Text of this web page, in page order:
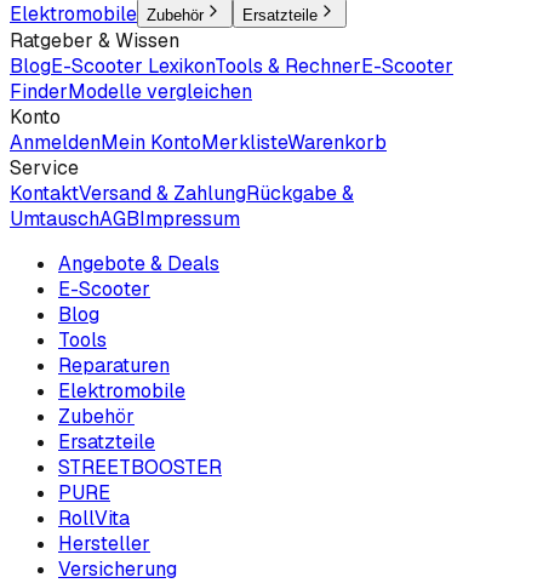
Elektromobile Zubehör Ersatzteile
Ratgeber & Wissen
BlogE-Scooter LexikonTools & RechnerE-Scooter
FinderModelle vergleichen
Konto
AnmeldenMein KontoMerklisteWarenkorb
Service
KontaktVersand & ZahlungRückgabe &
UmtauschAGBImpressum
Angebote & Deals
E-Scooter
Blog
Tools
Reparaturen
Elektromobile
Zubehör
Ersatzteile
STREETBOOSTER
PURE
RollVita
Hersteller
Versicherung